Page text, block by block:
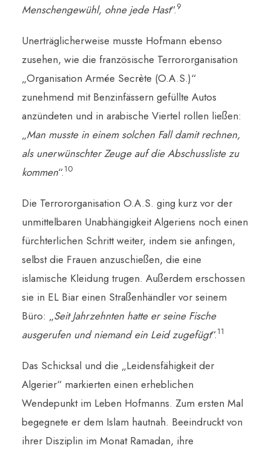
Menschengewühl, ohne jede Hast“.9
Unerträglicherweise musste Hofmann ebenso
zusehen, wie die französische Terrororganisation
„Organisation Armée Secrète (O.A.S.)“
zunehmend mit Benzinfässern gefüllte Autos
anzündeten und in arabische Viertel rollen ließen:
„Man musste in einem solchen Fall damit rechnen,
als unerwünschter Zeuge auf die Abschussliste zu
kommen“.10
Die Terrororganisation O.A.S. ging kurz vor der
unmittelbaren Unabhängigkeit Algeriens noch einen
fürchterlichen Schritt weiter, indem sie anfingen,
selbst die Frauen anzuschießen, die eine
islamische Kleidung trugen. Außerdem erschossen
sie in EL Biar einen Straßenhändler vor seinem
Büro: „Seit Jahrzehnten hatte er seine Fische
ausgerufen und niemand ein Leid zugefügt“.11
Das Schicksal und die „Leidensfähigkeit der
Algerier“ markierten einen erheblichen
Wendepunkt im Leben Hofmanns. Zum ersten Mal
begegnete er dem Islam hautnah. Beeindruckt von
ihrer Disziplin im Monat Ramadan, ihre